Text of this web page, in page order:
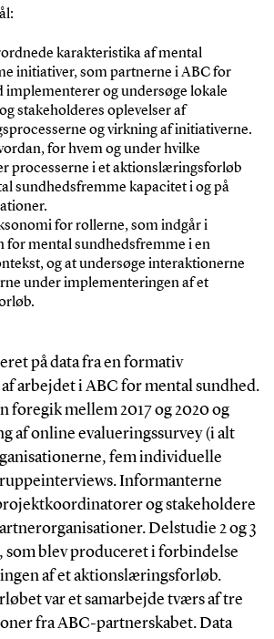
karakteristika af mental
initiativer, som partnerne i ABC for
implementerer og undersøge lokale
stakeholderes oplevelser af
og virkning af initiativerne.
for hvem og under hvilke
processerne i et aktionslæringsforløb
sundhedsfremme kapacitet i og på
for rollerne, som indgår i
for mental sundhedsfremme i en
og at undersøge interaktionerne
under implementeringen af et
på data fra en formativ
arbejdet i ABC for mental sundhed.
foregik mellem 2017 og 2020 og
af online evalueringssurvey (i alt
fem individuelle
Informanterne
og stakeholdere
Delstudie 2 og 3
som blev produceret i forbindelse
af et aktionslæringsforløb.
var et samarbejde tværs af tre
fra ABC-partnerskabet. Data